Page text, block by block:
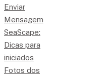
Enviar
Mensagem
SeaScape:
Dicas para
iniciados
Fotos dos